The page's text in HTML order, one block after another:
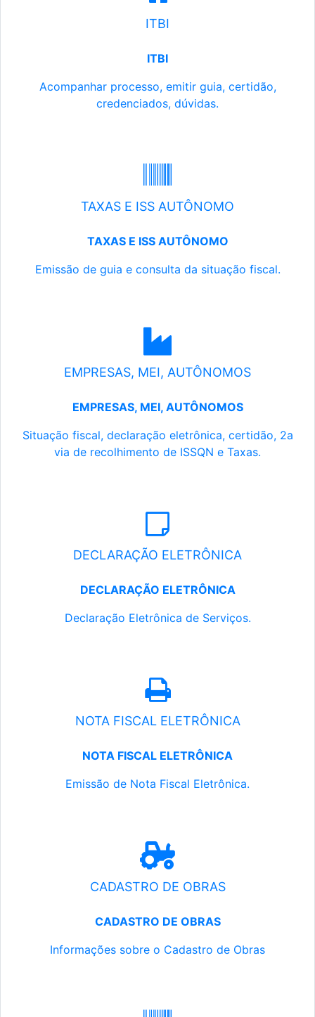
ITBI
ITBI
Acompanhar processo, emitir guia, certidão,
credenciados, dúvidas.
TAXAS E ISS AUTÔNOMO
TAXAS E ISS AUTÔNOMO
Emissão de guia e consulta da situação fiscal.
EMPRESAS, MEI, AUTÔNOMOS
EMPRESAS, MEI, AUTÔNOMOS
Situação fiscal, declaração eletrônica, certidão, 2a
via de recolhimento de ISSQN e Taxas.
DECLARAÇÃO ELETRÔNICA
DECLARAÇÃO ELETRÔNICA
Declaração Eletrônica de Serviços.
NOTA FISCAL ELETRÔNICA
NOTA FISCAL ELETRÔNICA
Emissão de Nota Fiscal Eletrônica.
CADASTRO DE OBRAS
CADASTRO DE OBRAS
Informações sobre o Cadastro de Obras